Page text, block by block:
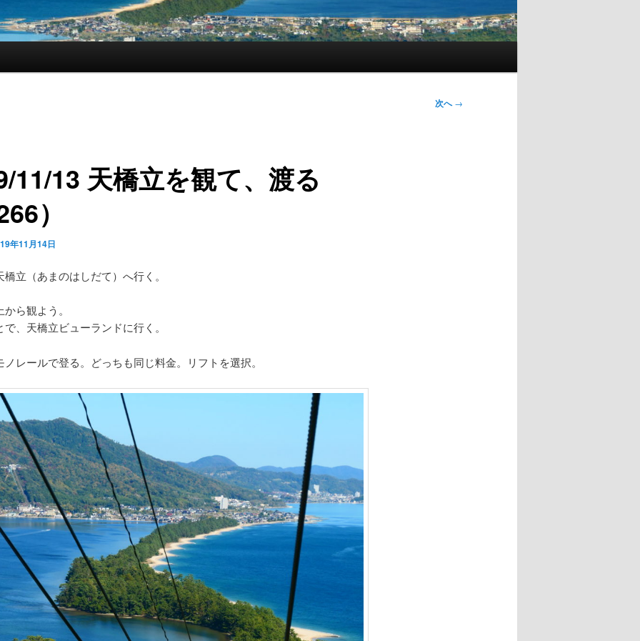
次へ→
11/13 天橋立を観て、渡る
）
年11月14日
立（あまのはしだて）へ行く。
ら観よう。
、天橋立ビューランドに行く。
ノレールで登る。どっちも同じ料金。リフトを選択。